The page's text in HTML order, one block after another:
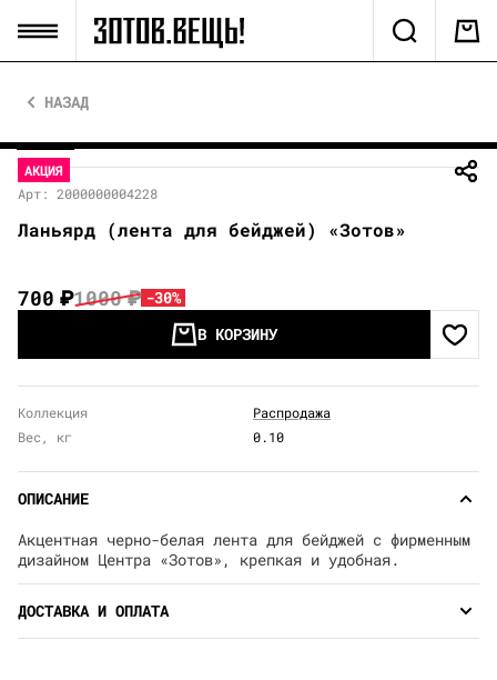
НАЗАД
АКЦИЯ
Арт: 2000000004228
Ланьярд (лента для бейджей) «Зотов»
700₽1000₽ -30%
В КОРЗИНУ
Коллекция
Распродажа
Вес, кг
0.10
ОПИСАНИЕ
Акцентная черно-белая лента для бейджей с фирменным
дизайном Центра «Зотов», крепкая и удобная.
ДОСТАВКА И ОПЛАТА